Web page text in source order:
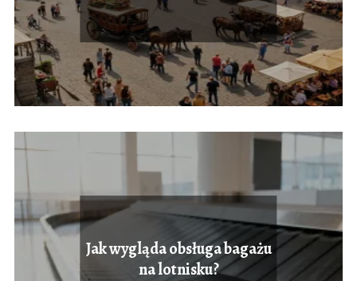
Jak wygląda obsługa bagażu
na lotnisku?